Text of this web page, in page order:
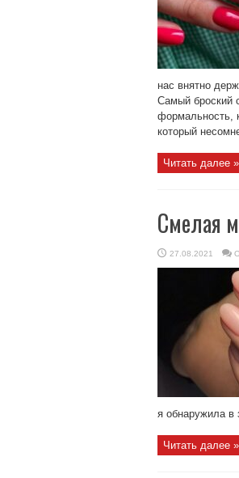
нас внятно
Самый броский
формальность,
который
Читать далее »
Смелая
27.08.2021
я обнаружила в
Читать далее »